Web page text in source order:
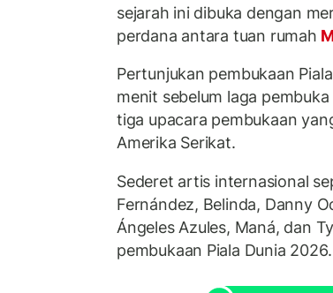
sejarah ini dibuka dengan
perdana antara tuan rumah
Pertunjukan pembukaan
menit sebelum laga
tiga upacara pembukaan
Amerika Serikat.
Sederet artis internasional
Fernández, Belinda, Danny
Ángeles Azules, Maná, dan
pembukaan Piala Dunia 2026.